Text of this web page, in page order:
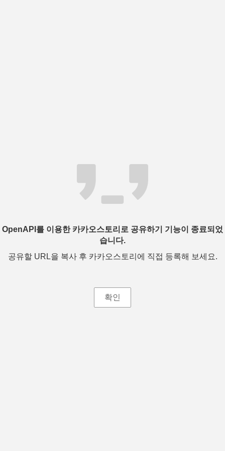
OpenAPI를 이용한 카카오스토리로 공유하기 기능이 종료되었
습니다.
공유할 URL을 복사 후 카카오스토리에 직접 등록해 보세요.
확인